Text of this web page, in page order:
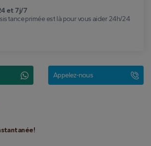
et 7j/7
primée est là pour vous aider 24h/24
Appelez-nous